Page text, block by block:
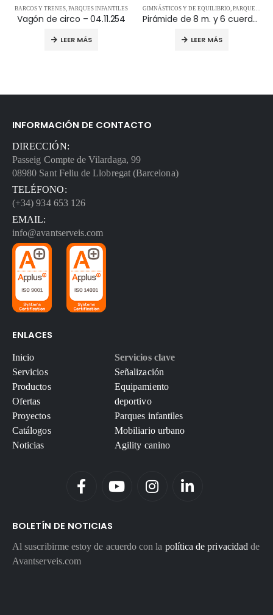
GIMNÁSTICOS Y DE EQUILIBRIO,PARQUES INFANTILES ,REDES Y PIRÁMIDES
Pirámide de 8 m. y 6 cuerdas «Spider» – 15.06.007
LEER MÁS
PARQUES INFANTILES,ROCÓDROMOS
Rotonda para escalar – 05.09.205
LEER MÁS
INFORMACIÓN DE CONTACTO
DIRECCIÓN:
Passeig Compte de Vilardaga, 99
08980 Sant Feliu de Llobregat (Barcelona)
TELÉFONO:
(+34) 934 653 126
EMAIL:
info@avantserveis.com
ENLACES
Inicio
Servicios
Productos
Ofertas
Proyectos
Catálogos
Noticias
Servicios clave
Señalización
Equipamiento
deportivo
Parques infantiles
Mobiliario urbano
Agility canino
BOLETÍN DE NOTICIAS
Al suscribirme estoy de acuerdo con la política de privacidad de
Avantserveis.com